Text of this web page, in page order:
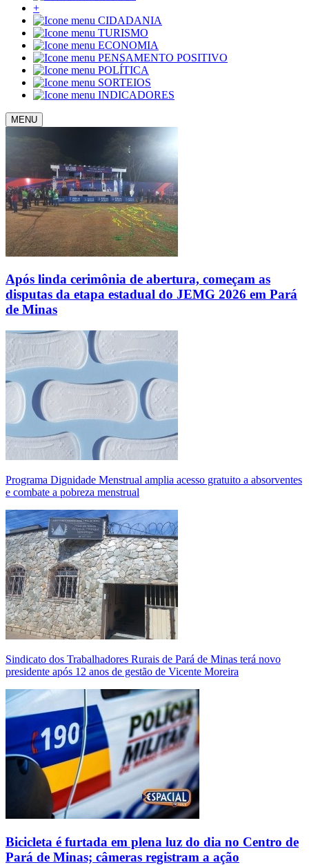
+
CIDADANIA
TURISMO
ECONOMIA
PENSAMENTO POSITIVO
POLÍTICA
SORTEIOS
INDICADORES
MENU
Após linda cerimônia de abertura, começam as
disputas da etapa estadual do JEMG 2026 em Pará
de Minas
Programa Dignidade Menstrual amplia acesso gratuito a absorventes
e combate a pobreza menstrual
Sindicato dos Trabalhadores Rurais de Pará de Minas terá novo
presidente após 12 anos de gestão de Vicente Moreira
Bicicleta é furtada em plena luz do dia no Centro de
Pará de Minas; câmeras registram a ação